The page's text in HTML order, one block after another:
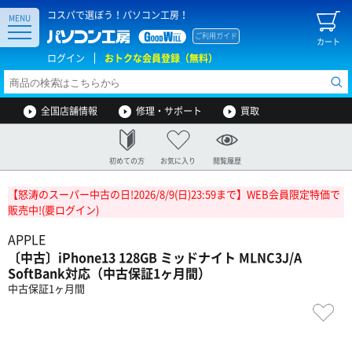
コスパで選ぼう！パソコン工房！
カート
ご利用ガイド
ログイン おトクな会員登録（無料）
MENU
全国店舗情報 修理・サポート 買取
初めての方 お気に入り 閲覧履歴
【怒涛のスーパー中古の日!2026/8/9(日)23:59まで】WEB会員限定特価で
販売中!(要ログイン)
APPLE
〔中古〕iPhone13 128GB ミッドナイト MLNC3J/A
SoftBank対応（中古保証1ヶ月間）
中古保証1ヶ月間